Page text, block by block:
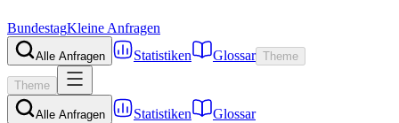
BundestagKleine Anfragen
Alle Anfragen Statistiken Glossar Theme
Theme
Alle Anfragen Statistiken
Glossar